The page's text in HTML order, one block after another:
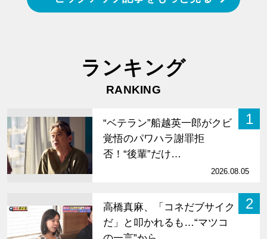
ランキング
RANKING
1
“ベテラン”船越英一郎がクビ
覚悟のパワハラ謝罪拒
否！“後輩”だけ…
2026.08.05
2
高橋真麻、「コネだブサイク
だ」と叩かれるも…“マツコ